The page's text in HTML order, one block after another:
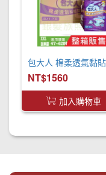
NT$1560
加入購物車